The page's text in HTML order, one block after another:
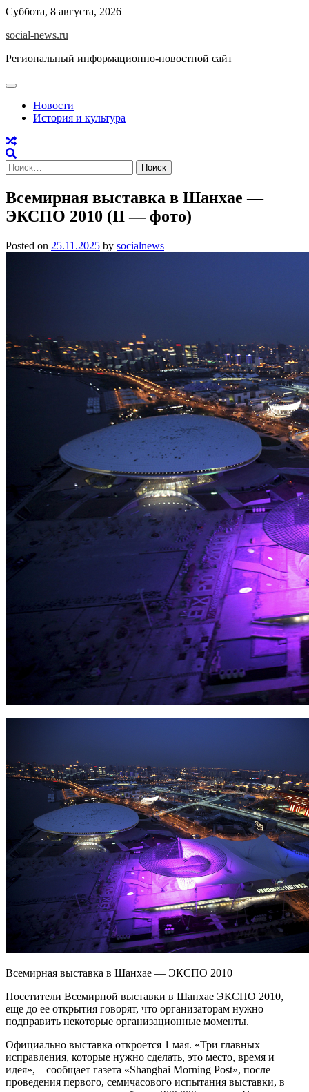
Skip
content
Суббота, 8 августа, 2026
social-news.ru
Региональный информационно-новостной сайт
Новости
История и культура
Найти:
Всемирная выставка в Шанхае —
ЭКСПО 2010 (II — фото)
Posted on 25.11.2025 by socialnews
Всемирная выставка в Шанхае — ЭКСПО 2010
Посетители Всемирной выставки в Шанхае ЭКСПО 2010,
еще до ее открытия говорят, что организаторам нужно
подправить некоторые организационные моменты.
Официально выставка откроется 1 мая. «Три главных
исправления, которые нужно сделать, это место, время и
идея», – сообщает газета «Shanghai Morning Post», после
проведения первого, семичасового испытания выставки, в